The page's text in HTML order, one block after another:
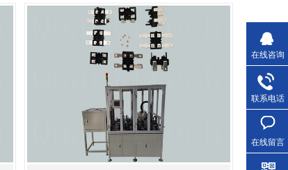
在线咨询
联系电话
在线留言